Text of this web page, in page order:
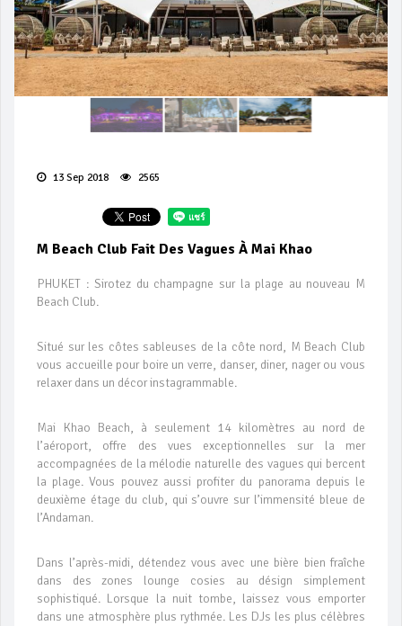
13 Sep 2018 2565
M Beach Club Fait Des Vagues À Mai Khao
PHUKET : Sirotez du champagne sur la plage au nouveau M
Beach Club.
Situé sur les côtes sableuses de la côte nord, M Beach Club
vous accueille pour boire un verre, danser, diner, nager ou vous
relaxer dans un décor instagrammable.
Mai Khao Beach, à seulement 14 kilomètres au nord de
l’aéroport, offre des vues exceptionnelles sur la mer
accompagnées de la mélodie naturelle des vagues qui bercent
la plage. Vous pouvez aussi profiter du panorama depuis le
deuxième étage du club, qui s’ouvre sur l’immensité bleue de
l’Andaman.
Dans l’après-midi, détendez vous avec une bière bien fraîche
dans des zones lounge cosies au désign simplement
sophistiqué. Lorsque la nuit tombe, laissez vous emporter
dans une atmosphère plus rythmée. Les DJs les plus célèbres